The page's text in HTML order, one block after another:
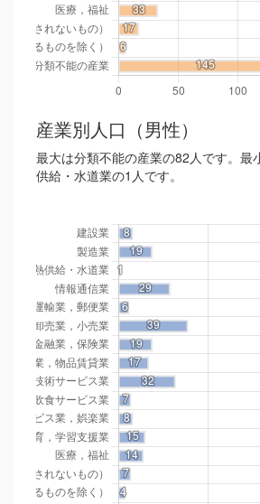
産業別人口（男性）
最大は分類不能の産業の82人です。最
供給・水道業の1人です。